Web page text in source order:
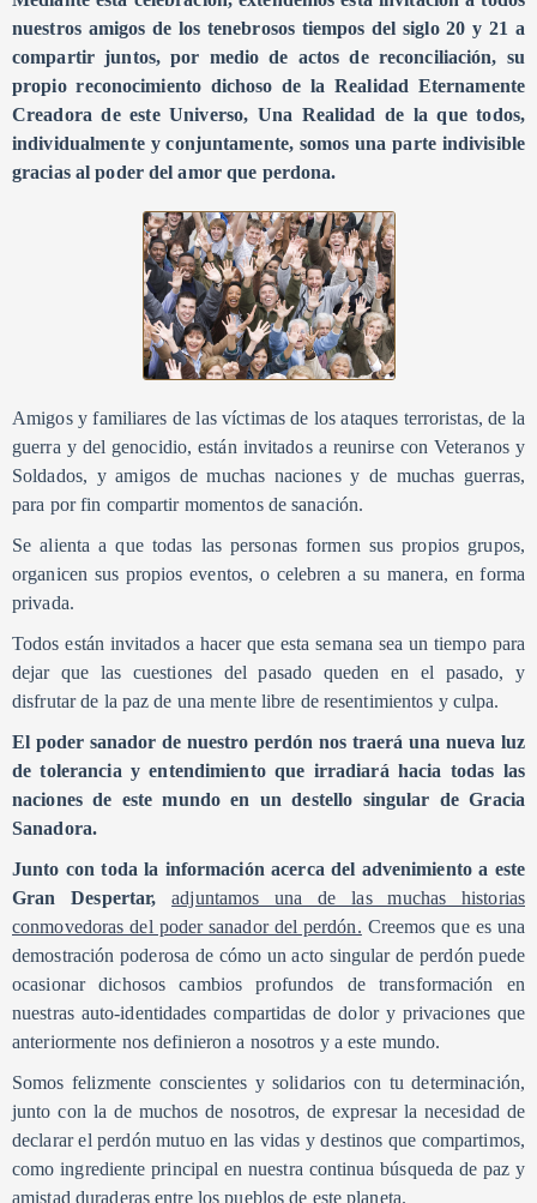
nuestros amigos de los tenebrosos tiempos del siglo 20 y 21 a
compartir juntos, por medio de actos de reconciliación, su
propio reconocimiento dichoso de la Realidad Eternamente
Creadora de este Universo, Una Realidad de la que todos,
individualmente y conjuntamente, somos una parte indivisible
gracias al poder del amor que perdona.
Amigos y familiares de las víctimas de los ataques terroristas, de la
guerra y del genocidio, están invitados a reunirse con Veteranos y
Soldados, y amigos de muchas naciones y de muchas guerras,
para por fin compartir momentos de sanación.
Se alienta a que todas las personas formen sus propios grupos,
organicen sus propios eventos, o celebren a su manera, en forma
privada.
Todos están invitados a hacer que esta semana sea un tiempo para
dejar que las cuestiones del pasado queden en el pasado, y
disfrutar de la paz de una mente libre de resentimientos y culpa.
El poder sanador de nuestro perdón nos traerá una nueva luz
de tolerancia y entendimiento que irradiará hacia todas las
naciones de este mundo en un destello singular de Gracia
Sanadora.
Junto con toda la información acerca del advenimiento a este
Gran Despertar,adjuntamos una de las muchas historias
conmovedoras del poder sanador del perdón. Creemos que es una
demostración poderosa de cómo un acto singular de perdón puede
ocasionar dichosos cambios profundos de transformación en
nuestras auto-identidades compartidas de dolor y privaciones que
anteriormente nos definieron a nosotros y a este mundo.
Somos felizmente conscientes y solidarios con tu determinación,
junto con la de muchos de nosotros, de expresar la necesidad de
declarar el perdón mutuo en las vidas y destinos que compartimos,
como ingrediente principal en nuestra continua búsqueda de paz y
amistad duraderas entre los pueblos de este planeta.